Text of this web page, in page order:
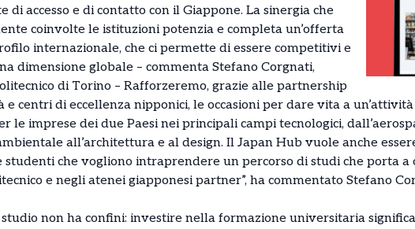
di accesso e di contatto con il Giappone. La sinergia che
coinvolte le istituzioni potenzia e completa un’offerta
internazionale, che ci permette di essere competitivi e
dimensione globale – commenta Stefano Corgnati,
di Torino – Rafforzeremo, grazie alle partnership
e centri di eccellenza nipponici, le occasioni per dare vita a
le imprese dei due Paesi nei principali campi tecnologici,
all’architettura e al design. Il Japan Hub vuole anche
studenti che vogliono intraprendere un percorso di studi che porta
e negli atenei giapponesi partner”, ha commentato Stefano
non ha confini: investire nella formazione universitaria